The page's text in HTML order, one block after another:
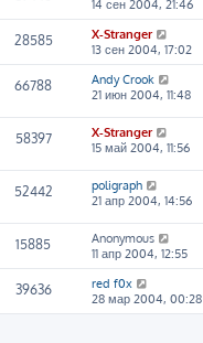
14 сен 2004, 21:46
28585
X-Stranger
13 сен 2004, 17:02
66788
Andy Crook
21 июн 2004, 11:48
58397
X-Stranger
15 май 2004, 11:56
52442
poligraph
21 апр 2004, 14:56
15885
Anonymous
11 апр 2004, 12:55
39636
red f0x
28 мар 2004, 00:28